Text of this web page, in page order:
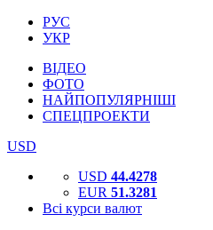
РУС
УКР
ВІДЕО
ФОТО
НАЙПОПУЛЯРНІШІ
СПЕЦПРОЕКТИ
USD
USD 44.4278
EUR 51.3281
Всі курси валют